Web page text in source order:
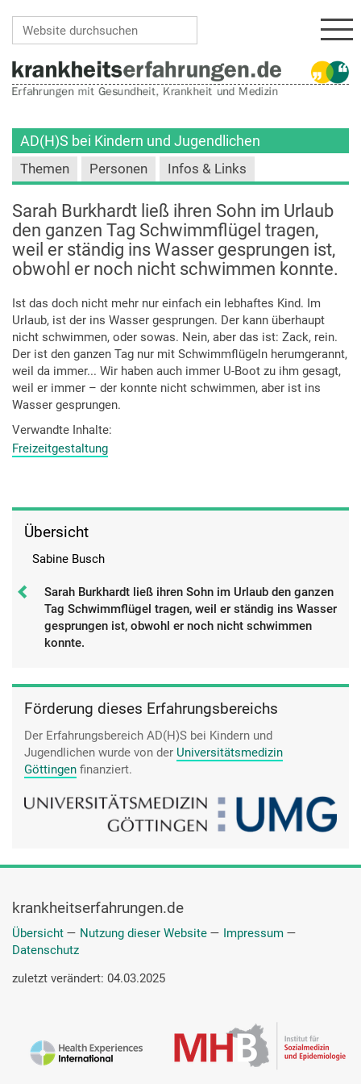
AD(H)S bei Kindern und Jugendlichen
Themen Personen Infos & Links
Sarah Burkhardt ließ ihren Sohn im Urlaub
den ganzen Tag Schwimmflügel tragen,
weil er ständig ins Wasser gesprungen ist,
obwohl er noch nicht schwimmen konnte.
Ist das doch nicht mehr nur einfach ein lebhaftes Kind. Im
Urlaub, ist der ins Wasser gesprungen. Der kann überhaupt
nicht schwimmen, oder sowas. Nein, aber das ist: Zack, rein.
Der ist den ganzen Tag nur mit Schwimmflügeln herumgerannt,
weil da immer... Wir haben auch immer U-Boot zu ihm gesagt,
weil er immer – der konnte nicht schwimmen, aber ist ins
Wasser gesprungen.
Verwandte Inhalte
Freizeitgestaltung
Übersicht
Sabine Busch
Sarah Burkhardt ließ ihren Sohn im Urlaub den ganzen
Tag Schwimmflügel tragen, weil er ständig ins Wasser
gesprungen ist, obwohl er noch nicht schwimmen
konnte.
Förderung dieses Erfahrungsbereichs
Der Erfahrungsbereich AD(H)S bei Kindern und
Jugendlichen wurde von der Universitätsmedizin
Göttingen finanziert.
krankheitserfahrungen.de
Übersicht — Nutzung dieser Website — Impressum —
Datenschutz
zuletzt verändert: 04.03.2025